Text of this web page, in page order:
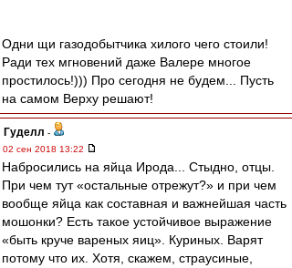
Одни щи газодобытчика хилого чего стоили!
Ради тех мгновений даже Валере многое
простилось!))) Про сегодня не будем... Пусть
на самом Верху решают!
Гуделл -
02 сен 2018 13:22
Набросились на яйца Ирода... Стыдно, отцы.
При чем тут «остальные отрежут?» и при чем
вообще яйца как составная и важнейшая часть
мошонки? Есть такое устойчивое выражение
«быть круче вареных яиц». Куриных. Варят
потому что их. Хотя, скажем, страусиные,